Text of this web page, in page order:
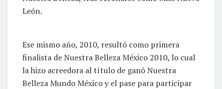
León.
Ese mismo año, 2010, resultó como primera
finalista de Nuestra Belleza México 2010, lo cual
la hizo acreedora al título de ganó Nuestra
Belleza Mundo México y el pase para participar